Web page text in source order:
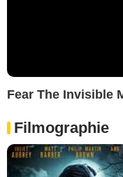
Fear The Invisible
Filmographie